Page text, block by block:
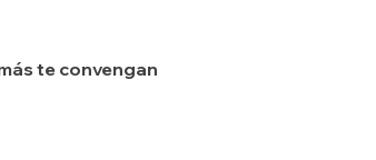
te convengan